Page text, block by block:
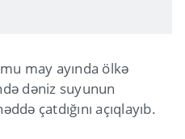
may ayında ölkə
dəniz suyunun
çatdığını açıqlayıb.